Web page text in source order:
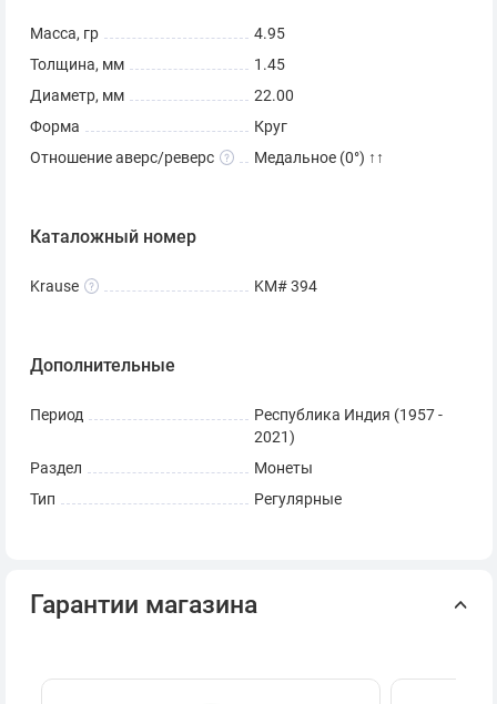
Масса, гр
4.95
Толщина, мм
1.45
Диаметр, мм
22.00
Форма
Круг
Отношение аверс/реверс
Медальное (0°) ↑↑
Каталожный номер
Krause KM# 394
Дополнительные
Период
Республика Индия (1957 -
2021)
Раздел
Монеты
Тип
Регулярные
Гарантии магазина